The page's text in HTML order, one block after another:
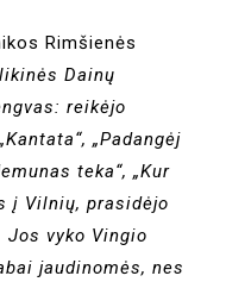
Rimšienės
Dainų
reikėjo
„Padangėj
teka“, „Kur
į Vilnių, prasidėjo
vyko Vingio
jaudinomės, nes